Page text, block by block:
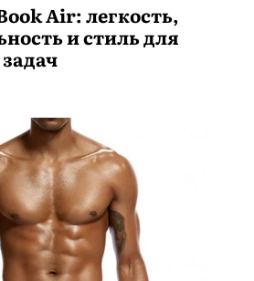
Air: легкость,
и стиль для